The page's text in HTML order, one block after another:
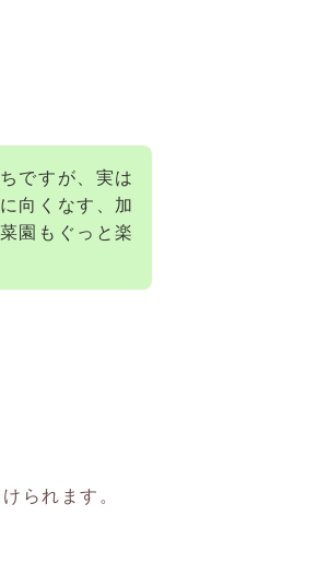
ですが、実は
向くなす、加
園もぐっと楽
られます。